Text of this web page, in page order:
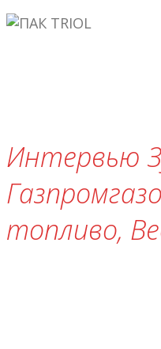
Интервью
топливо,